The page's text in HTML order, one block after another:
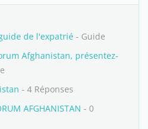
de l'expatrié - Guide
Afghanistan, présentez-
- 4 Réponses
AFGHANISTAN - 0